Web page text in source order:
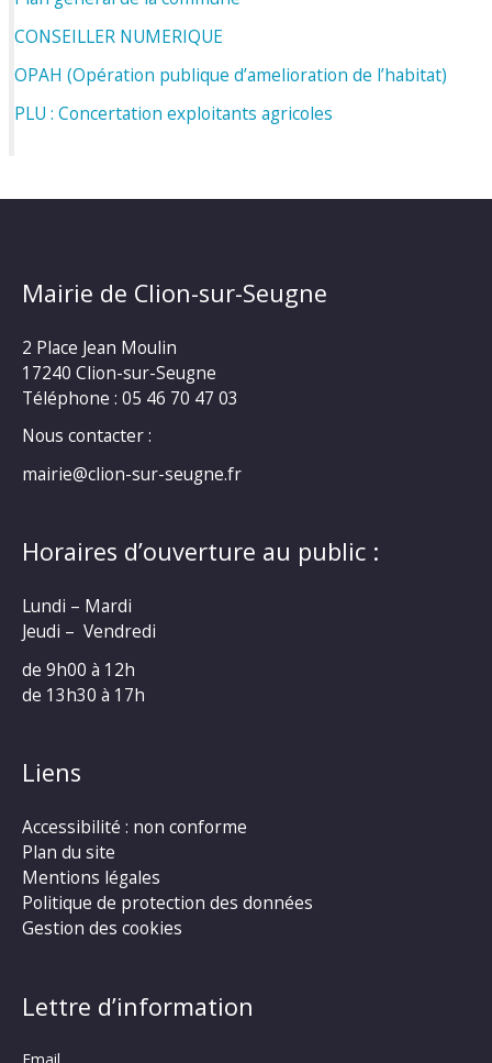
CONSEILLER NUMERIQUE
OPAH (Opération publique d’amelioration de l’habitat)
PLU : Concertation exploitants agricoles
Mairie de Clion-sur-Seugne
2 Place Jean Moulin
17240 Clion-sur-Seugne
Téléphone : 05 46 70 47 03
Nous contacter :
mairie@clion-sur-seugne.fr
Horaires d’ouverture au public :
Lundi – Mardi
Jeudi – Vendredi
de 9h00 à 12h
de 13h30 à 17h
Liens
Accessibilité : non conforme
Plan du site
Mentions légales
Politique de protection des données
Gestion des cookies
Lettre d’information
Email